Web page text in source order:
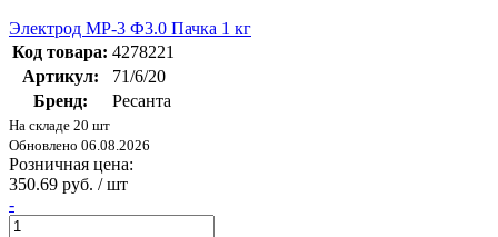
Электрод МР-3 Ф3.0 Пачка 1 кг
Код товара: 4278221
Артикул:
71/6/20
Бренд:
Ресанта
На складе 20 шт
Обновлено 06.08.2026
Розничная цена:
350.69 руб. / шт
-